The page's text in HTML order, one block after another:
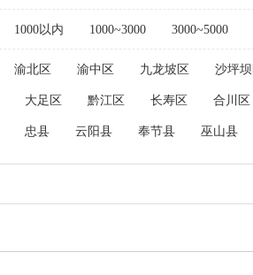
1000以内 1000~3000 3000~5000
渝北区 渝中区 九龙坡区 沙坪
大足区 黔江区 长寿区 合川区
忠县 云阳县 奉节县 巫山县